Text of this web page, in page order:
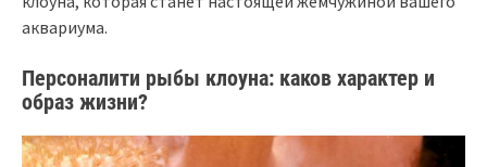
аквариума.
Персоналити рыбы клоуна: каков характер и
образ жизни?